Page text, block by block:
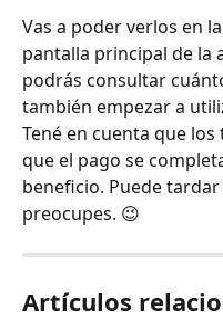
Vas a poder verlos en
pantalla principal de la
podrás consultar
también empezar a
Tené en cuenta que
que el pago se
beneficio. Puede
preocupes. 😉
Artículos